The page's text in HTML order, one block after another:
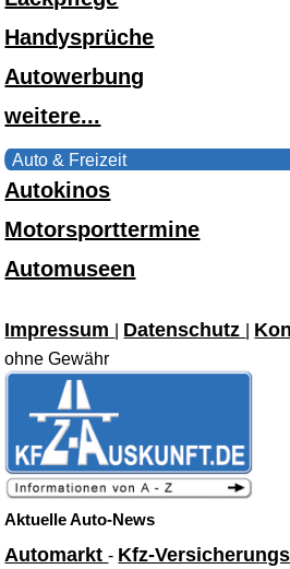
Handysprüche
Autowerbung
weitere...
Auto & Freizeit
Autokinos
Motorsporttermine
Automuseen
Impressum Datenschutz
ohne Gewähr
Aktuelle Auto-News
Automarkt- Kfz-